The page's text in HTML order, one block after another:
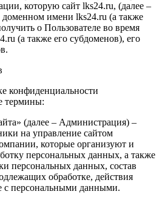
которую сайт lks24.ru, (далее –
имени lks24.ru (а также
о Пользователе во время
(а также его субдоменов), его
конфиденциальности
термины:
(далее – Администрация) –
на управление сайтом
которые организуют и
персональных данных, а также
персональных данных, состав
обработке, действия
с персональными данными.